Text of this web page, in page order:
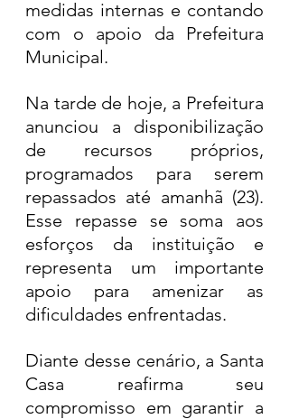
medidas internas e contando
com o apoio da Prefeitura
Municipal.
Na tarde de hoje, a Prefeitura
anunciou a disponibilização
de recursos próprios,
programados para serem
repassados até amanhã (23).
Esse repasse se soma aos
esforços da instituição e
representa um importante
apoio para amenizar as
dificuldades enfrentadas.
Diante desse cenário, a Santa
Casa reafirma seu
compromisso em garantir a